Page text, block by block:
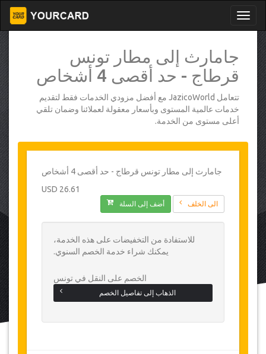
جامارث إلى مطار تونس
قرطاج - حد أقصى 4 أشخاص
تتعامل JazicoWorld مع أفضل مزودي الخدمات فقط لتقديم
خدمات عالمية المستوى وبأسعار معقولة لعملائنا وضمان تلقي
أعلى مستوى من الخدمة.
جامارث إلى مطار تونس قرطاج - حد أقصى 4 أشخاص
26.61 USD
الى الخلف أضف إلى السلة
للاستفادة من التخفيضات على هذه الخدمة،
يمكنك شراء خدمة الخصم السنوي.
الخصم على النقل في تونس
الذهاب إلى تفاصيل الخصم